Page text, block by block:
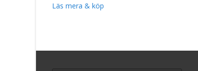
Läs mera & köp